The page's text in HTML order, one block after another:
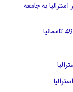
به جامعه